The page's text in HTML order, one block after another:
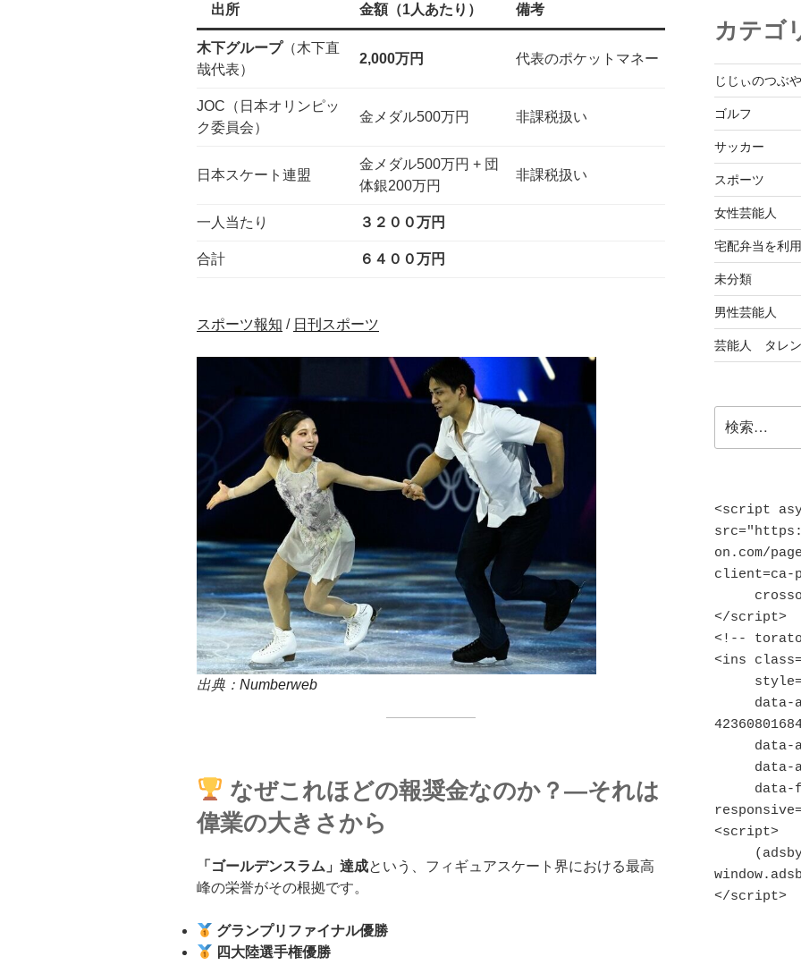
出所 金額（1人あたり） 備考
木下グループ（木下直
哉代表）
2,000万円 代表のポケットマネー
JOC（日本オリンピッ
ク委員会）
金メダル500万円 非課税扱い
日本スケート連盟
金メダル500万円 + 団
体銀200万円
非課税扱い
一人当たり ３２００万円
合計 ６４００万円
スポーツ報知 / 日刊スポーツ
出典： Numberweb
なぜこれほどの報奨金なのか？―それは
偉業の大きさから
「ゴールデンスラム」達成という、フィギュアスケート界における最高
峰の栄誉がその根拠です。
グランプリファイナル優勝
四大陸選手権優勝
カテゴ
じじぃのつぶ
ゴルフ
サッカー
スポーツ
女性芸能人
宅配弁当を利
未分類
男性芸能人
芸能人 タレン
索:
<script
on.com/
client=ca-
</script>
<!--
<ins
<script>
</script>